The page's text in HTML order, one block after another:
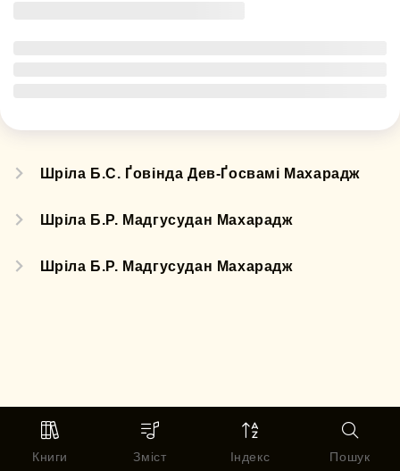
Шріла Б.С. Ґовінда Дев-Ґосвамі Махарадж
Шріла Б.Р. Мадгусудан Махарадж
Шріла Б.Р. Мадгусудан Махарадж
Книги Зміст Індекс Пошук